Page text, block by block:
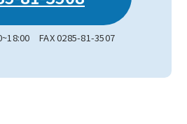
FAX 0285-81-3507